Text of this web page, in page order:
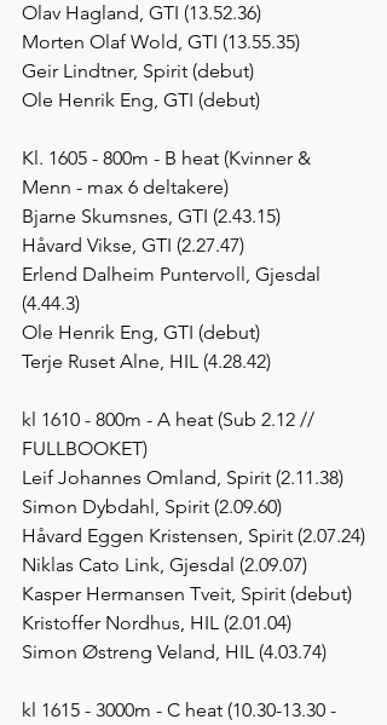
Olav Hagland, GTI (13.52.36)
Morten Olaf Wold, GTI (13.55.35)
Geir Lindtner, Spirit (debut)
Ole Henrik Eng, GTI (debut)
Kl. 1605 - 800m - B heat (Kvinner &
Menn - max 6 deltakere)
Bjarne Skumsnes, GTI (2.43.15)
Håvard Vikse, GTI (2.27.47)
Erlend Dalheim Puntervoll, Gjesdal
(4.44.3)
Ole Henrik Eng, GTI (debut)
Terje Ruset Alne, HIL (4.28.42)
kl 1610 - 800m - A heat (Sub 2.12 //
FULLBOOKET)
Leif Johannes Omland, Spirit (2.11.38)
Simon Dybdahl, Spirit (2.09.60)
Håvard Eggen Kristensen, Spirit (2.07.24)
Niklas Cato Link, Gjesdal (2.09.07)
Kasper Hermansen Tveit, Spirit (debut)
Kristoffer Nordhus, HIL (2.01.04)
Simon Østreng Veland, HIL (4.03.74)
kl 1615 - 3000m - C heat (10.30-13.30 -